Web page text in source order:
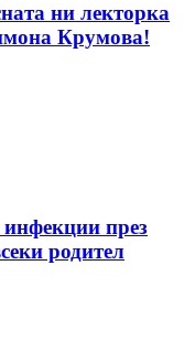
ни лекторка
Крумова!
през
родител